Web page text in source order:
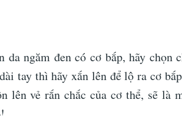
ngăm đen có cơ bắp, hãy chọn
tay thì hãy xắn lên để lộ ra cơ
lên vẻ rắn chắc của cơ thể, sẽ là